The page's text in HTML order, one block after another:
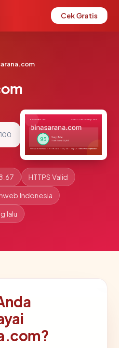
Cek Gratis
HTTPS Valid
Indonesia
lalu